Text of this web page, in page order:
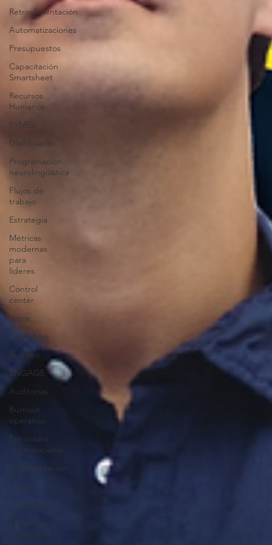
Retroalimentación
Automatizaciones
Presupuestos
Capacitación
Smartsheet
Recursos
Humanos
PYMEs
Dashboards
Programación
neurolingüística
Flujos de
trabajo
Estrategia
Métricas
modernas
para
líderes
Control
center
datos
Wearables
Burnout
ENGAGE
Auditorías
Burnout
operativo
Estructura
organizacional
Sistematización
Legal
Tecnología
Estructura
Inteligente